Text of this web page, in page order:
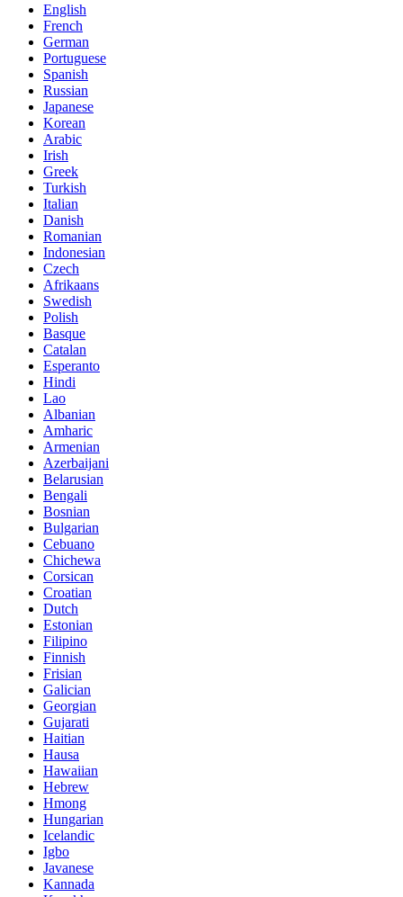
English
French
German
Portuguese
Spanish
Russian
Japanese
Korean
Arabic
Irish
Greek
Turkish
Italian
Danish
Romanian
Indonesian
Czech
Afrikaans
Swedish
Polish
Basque
Catalan
Esperanto
Hindi
Lao
Albanian
Amharic
Armenian
Azerbaijani
Belarusian
Bengali
Bosnian
Bulgarian
Cebuano
Chichewa
Corsican
Croatian
Dutch
Estonian
Filipino
Finnish
Frisian
Galician
Georgian
Gujarati
Haitian
Hausa
Hawaiian
Hebrew
Hmong
Hungarian
Icelandic
Igbo
Javanese
Kannada